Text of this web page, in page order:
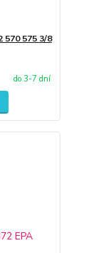
575 3/8
do 3-7 dní